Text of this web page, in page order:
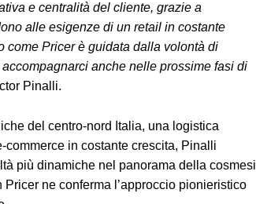
e centralità del cliente, grazie a
alle esigenze di un retail in costante
come Pricer è guidata dalla volontà di
anche nelle prossime fasi di
Pinalli.
del centro-nord Italia, una logistica
commerce in costante crescita, Pinalli
più dinamiche nel panorama della cosmesi
ne conferma l’approccio pionieristico